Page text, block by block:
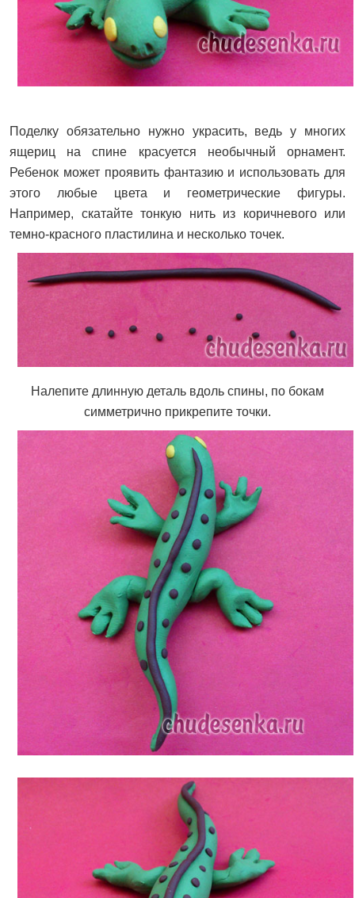
Поделку обязательно нужно украсить, ведь у многих
ящериц на спине красуется необычный орнамент.
Ребенок может проявить фантазию и использовать для
этого любые цвета и геометрические фигуры.
Например, скатайте тонкую нить из коричневого или
темно-красного пластилина и несколько точек.
Налепите длинную деталь вдоль спины, по бокам
симметрично прикрепите точки.